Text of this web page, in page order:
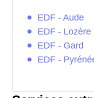
EDF - Aude
EDF - Lozère
EDF - Gard
EDF -